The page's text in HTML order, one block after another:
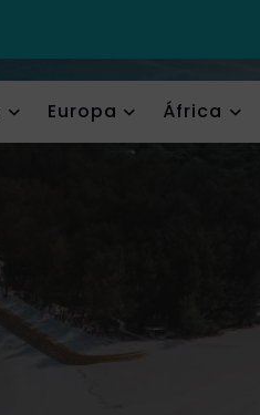
Europa África